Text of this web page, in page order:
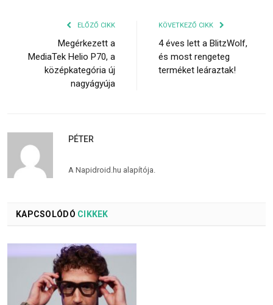
ELŐZŐ CIKK
Megérkezett a
MediaTek Helio P70, a
középkategória új
nagyágyúja
KÖVETKEZŐ CIKK
4 éves lett a BlitzWolf,
és most rengeteg
terméket leáraztak!
PÉTER
A Napidroid.hu alapítója.
KAPCSOLÓDÓ CIKKEK